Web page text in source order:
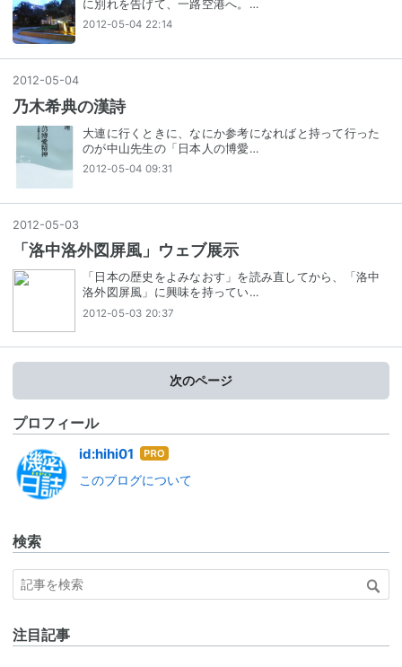
に別れを告げて、一路空港へ。…
2012-05-04 22:14
2012-05-04
乃木希典の漢詩
大連に行くときに、なにか参考になればと持って行った
のが中山先生の「日本人の博愛…
2012-05-04 09:31
2012-05-03
「洛中洛外図屏風」ウェブ展示
「日本の歴史をよみなおす」を読み直してから、「洛中
洛外図屏風」に興味を持ってい…
2012-05-03 20:37
次のページ
プロフィール
id:hihi01 はて
なブ
ログ
このブログについて
検索
注目記事